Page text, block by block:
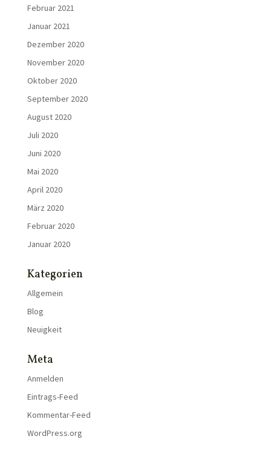
Februar 2021
Januar 2021
Dezember 2020
November 2020
Oktober 2020
September 2020
August 2020
Juli 2020
Juni 2020
Mai 2020
April 2020
März 2020
Februar 2020
Januar 2020
Kategorien
Allgemein
Blog
Neuigkeit
Meta
Anmelden
Eintrags-Feed
Kommentar-Feed
WordPress.org